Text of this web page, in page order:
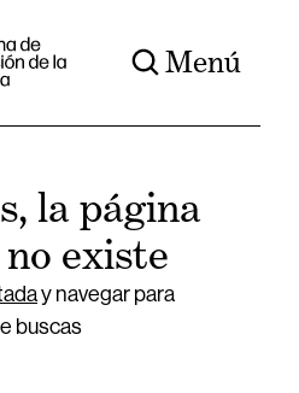
Menú
la página
existe
y navegar para
buscas